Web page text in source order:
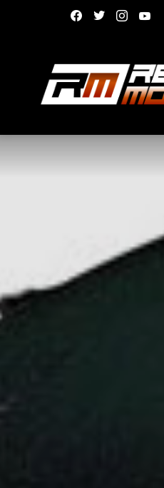
facebooktwitterinstagram